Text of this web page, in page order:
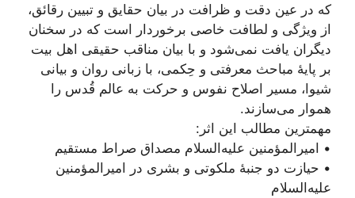
که در عین دقت و ظرافت در بیان حقایق و تبیین رقائق،
از ویژگی و لطافت خاصی برخوردار است که در سخنان
دیگران یافت نمی‌شود و با بیان مناقب حقیقی اهل بیت
بر پایۀ مباحث معرفتی و حِکمی، با زبانی روان و بیانی
شیوا، مسیر اصلاح نفوس و حرکت به عالم قُدس را
هموار می‌سازند.
مهمترین مطالب این اثر:
• امیرالمؤمنین علیه‌السلام مصداق صراط مستقیم
• حیازت دو جنبۀ ملکوتی و بشری در امیرالمؤمنین
علیه‌السلام